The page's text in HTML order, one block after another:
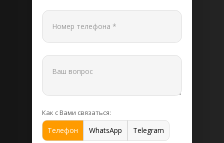
Как с Вами связаться:
Телефон WhatsApp Telegram